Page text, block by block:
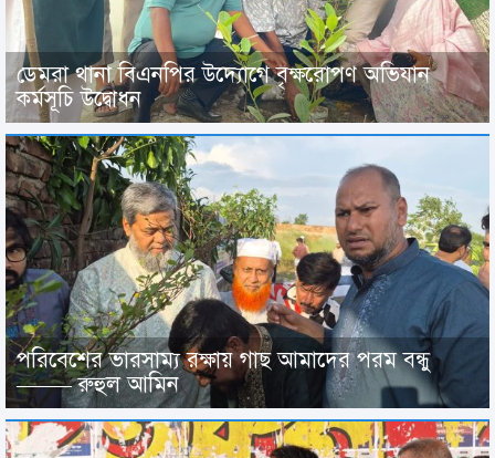
ডেমরা থানা বিএনপির উদ্যোগে বৃক্ষরোপণ অভিযান
কর্মসূচি উদ্বোধন
পরিবেশের ভারসাম্য রক্ষায় গাছ আমাদের পরম বন্ধু
——– রুহুল আমিন